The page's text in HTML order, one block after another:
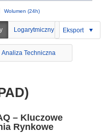
Wolumen (24h)
Logarytmiczny Eksport
Analiza Techniczna
– Kluczowe
Rynkowe